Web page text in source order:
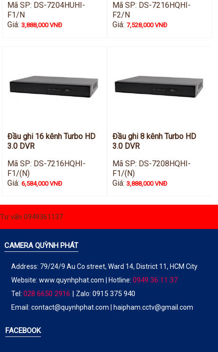
Mã SP: DS-7204HUHI-
F1/N
Giá:3,888,000 VNĐ
Mã SP: DS-7216HQHI-
F2/N
Giá: 7,528,000 VNĐ
Đầu ghi 16 kênh Turbo HD
3.0 DVR
Mã SP: DS-7216HQHI-
F1/(N)
Giá:6,584,000 VNĐ
Đầu ghi 8 kênh Turbo HD
3.0 DVR
Mã SP: DS-7208HQHI-
F1/(N)
Giá: 3,888,000 VNĐ
Tư vấn 0949361137
CAMERA QUỲNH PHÁT
Address: 79/24/9 Au Co street, Ward 14, District 11, HCM City
Website: www.quynhphat.com | Hotline: 0949 36 11 37
Tel: 028 6650 2916 | Zalo: 0915 375 940
Email: contact@quynhphat.com | haipham.cctv@gmail.com
FACEBOOK